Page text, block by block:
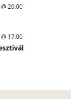
20:00
17:00